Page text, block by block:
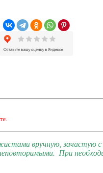
вручную, зачастую
При